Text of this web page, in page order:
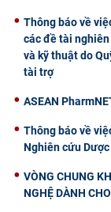
Thông báo về
các đề tài
và kỹ thuật do
tài trợ
ASEAN
Thông báo về
Nghiên cứu
VÒNG CHUNG
NGHỆ DÀNH